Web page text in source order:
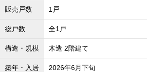
販売戸数 1戸
総戸数 全1戸
構造・規模 木造 2階建て
築年・入居 2026年6月下旬